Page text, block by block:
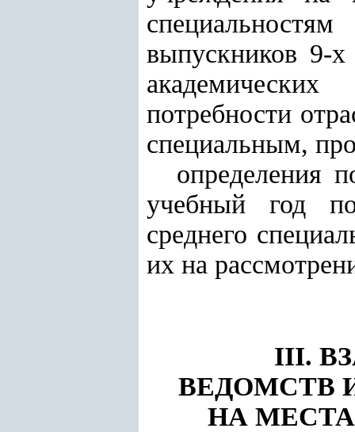
выпускников 9-
потребности
специальным,
определения
учебный год
среднего
их на
III.
ВЕДОМСТВ
НА